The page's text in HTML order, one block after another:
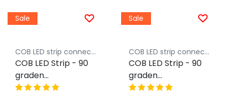
Sale
COB LED strip connector Luksus
COB LED Strip - 90
graden
transparante hoek
Sale
COB LED strip connector Luksus
COB LED Strip - 90
graden
transparante hoek